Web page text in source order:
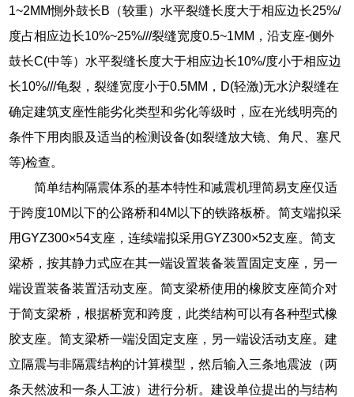
1~2MM惻外鼓长B（较重）水平裂缝长度大于相应边长25%/
度占相应边长10%~25%///裂缝宽度0.5~1MM，沿支座-侧外
鼓长C(中等）水平裂缝长度大于相应边长10%/度小于相应边
长10%///龟裂，裂缝宽度小于0.5MM，D(轻激)无水沪裂缝在
确定建筑支座性能劣化类型和劣化等级时，应在光线明亮的
条件下用肉眼及适当的检测设备(如裂缝放大镜、角尺、塞尺
等)检查。
简单结构隔震体系的基本特性和减震机理简易支座仅适
于跨度10M以下的公路桥和4M以下的铁路板桥。简支端拟采
用GYZ300×54支座，连续端拟采用GYZ300×52支座。简支
梁桥，按其静力式应在其一端设置装备装置固定支座，另一
端设置装备装置活动支座。简支梁桥使用的橡胶支座简介对
于简支梁桥，根据桥宽和跨度，此类结构可以有各种型式橡
胶支座。简支梁桥一端没固定支座，另一端设活动支座。建
立隔震与非隔震结构的计算模型，然后输入三条地震波（两
条天然波和一条人工波）进行分析。建设单位提出的与结构